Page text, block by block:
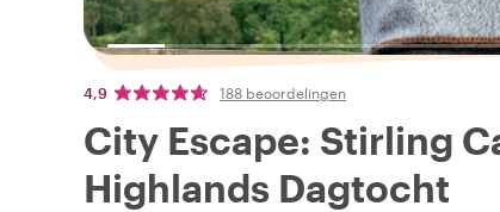
4,9 188 beoordelingen
City Escape: Stirling
Highlands Dagtocht